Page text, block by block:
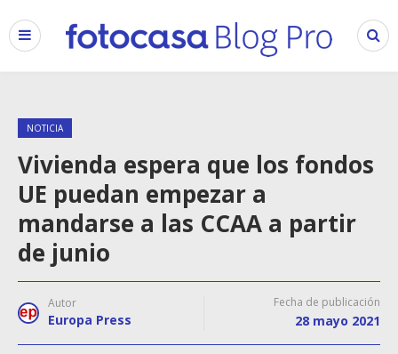
NOTICIA
Vivienda espera que los fondos
UE puedan empezar a
mandarse a las CCAA a partir
de junio
Autor
Europa Press
Fecha de publicación
28 mayo 2021